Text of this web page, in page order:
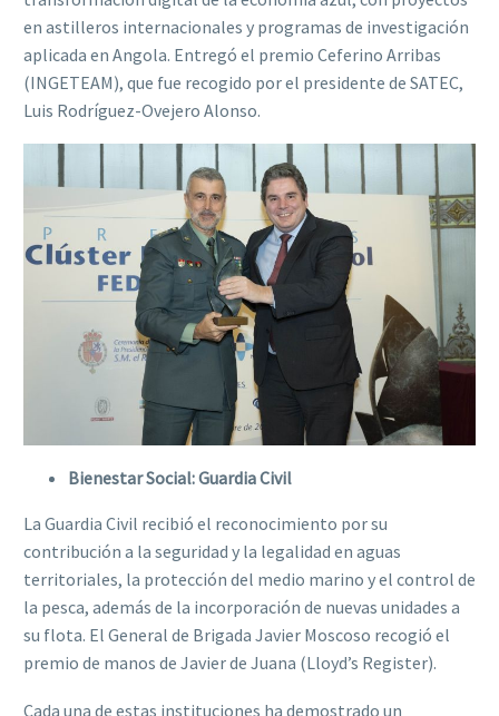
en astilleros internacionales y programas de investigación
aplicada en Angola. Entregó el premio Ceferino Arribas
(INGETEAM), que fue recogido por el presidente de SATEC,
Luis Rodríguez-Ovejero Alonso.
Bienestar Social: Guardia Civil
La Guardia Civil recibió el reconocimiento por su
contribución a la seguridad y la legalidad en aguas
territoriales, la protección del medio marino y el control de
la pesca, además de la incorporación de nuevas unidades a
su flota. El General de Brigada Javier Moscoso recogió el
premio de manos de Javier de Juana (Lloyd’s Register).
Cada una de estas instituciones ha demostrado un